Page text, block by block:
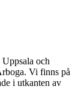
och
Vi finns på
i utkanten av